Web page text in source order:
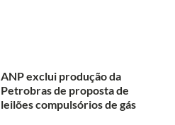
ANP exclui produção da
Petrobras de proposta de
leilões compulsórios de gás